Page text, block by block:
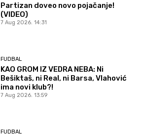
Partizan doveo novo pojačanje!
(VIDEO)
7 Aug 2026. 14:31
FUDBAL
KAO GROM IZ VEDRA NEBA: Ni
Bešiktaš, ni Real, ni Barsa, Vlahović
ima novi klub?!
7 Aug 2026. 13:59
FUDBAL